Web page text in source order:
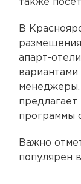
также
В
апарт-
менеджеры.
программы
Важно
популярен